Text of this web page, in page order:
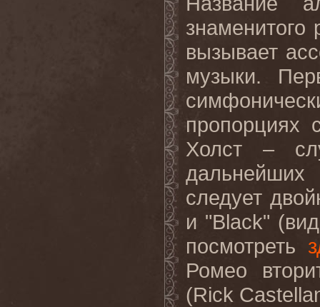
вызывает
музыки.
пропорциях
Холст –
следует
и "Black"
посмотреть
Ромео
(Rick